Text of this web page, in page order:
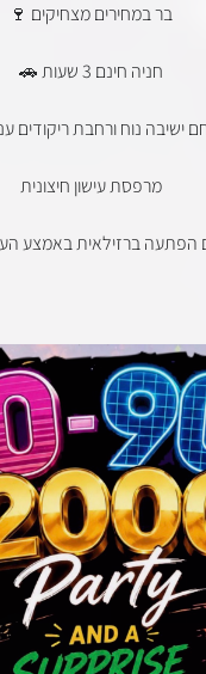
בר במחירים מצחיקים 🍷
חניה חינם 3 שעות 🚗
ישיבה נוח ורחבת ריקודים
מרפסת עישון חיצונית
הפתעה ברזילאית באמצע